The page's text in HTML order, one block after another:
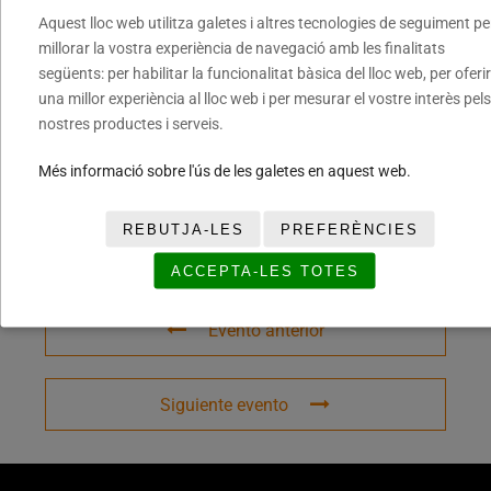
COMPARTIR ESTE EVENTO
Evento anterior
Siguiente evento
Aquest lloc web utilitza galetes i altres tecnologies de seguiment
millorar la vostra experiència de navegació amb les finalitats
següents: per habilitar la funcionalitat bàsica del lloc web, per oferir
una millor experiència al lloc web i per mesurar el vostre interès pels
nostres productes i serveis.
Més informació sobre l'ús de les galetes en aquest web.
REBUTJA-LES PREFERÈNCIES
ACCEPTA-LES TOTES